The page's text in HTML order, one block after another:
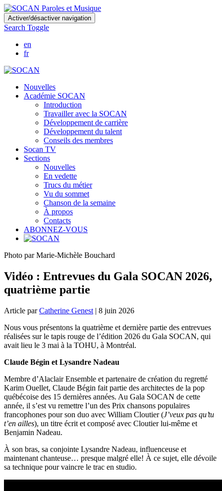
Skip
to
main
content
Activer/désactiver navigation
Search Toggle
en
fr
Nouvelles
Académie SOCAN
Introduction
Travailler avec la SOCAN
Développement de carrière
Développement du talent
Conseils des membres
Socan TV
Sections
Nouvelles
En vedette
Trucs du métier
Vu du sommet
Chanson de la semaine
À propos
Contacts
ABONNEZ-VOUS
Photo par Marie-Michèle Bouchard
Vidéo : Entrevues du Gala SOCAN 2026,
quatrième partie
Article parCatherine Genest | 8 juin 2026
Nous vous présentons la quatrième et dernière partie des entrevues
réalisées sur le tapis rouge de l’édition 2026 du Gala SOCAN, qui
avait lieu le 3 mai à la TOHU, à Montréal.
Claude Bégin et Lysandre Nadeau
Membre d’Alaclair Ensemble et partenaire de création du regretté
Karim Ouellet, Claude Bégin fait partie des architectes de la pop
québécoise des 15 dernières années. Au Gala SOCAN de cette
année, il s’est vu remettre l’un des Prix chansons populaires
francophones pour son duo avec William Cloutier (J’veux pas qu’tu
t’en ailles), un titre écrit et composé avec Cloutier lui-même et
Benjamin Nadeau.
À son bras, sa conjointe Lysandre Nadeau, influenceuse et
maintenant chanteuse… presque malgré elle! À ce sujet, elle dévoile
sa technique pour vaincre le trac en studio.